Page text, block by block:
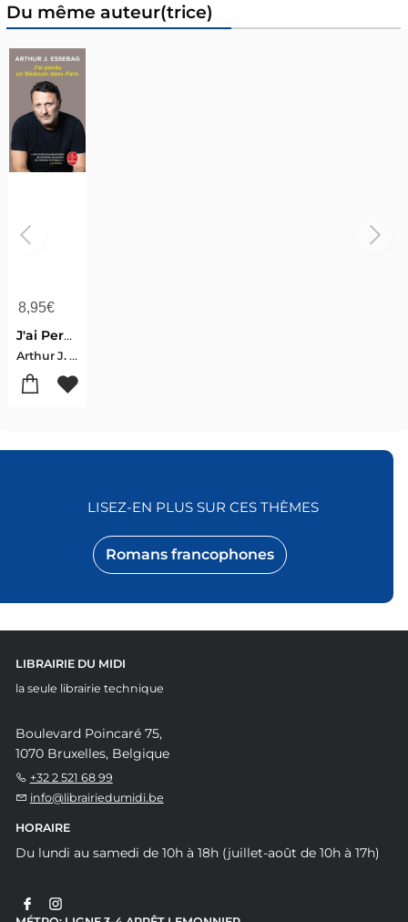
Du même auteur(trice)
8,95€
J'ai Perdu Un Bedouin Dans Paris
Arthur J. Essebag
Romans francophones
LISEZ-EN PLUS SUR CES THÈMES
LIBRAIRIE DU MIDI
la seule librairie technique
Boulevard Poincaré 75,
1070 Bruxelles, Belgique
+32 2 521 68 99
info@librairiedumidi.be
HORAIRE
Du lundi au samedi de 10h à 18h (juillet-août de 10h à 17h)